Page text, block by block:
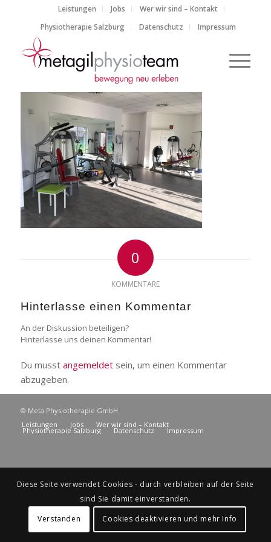
Leistungen Jobs
Wer wir sind – Kontakt
Physiotherapie Salzburg
Datenschutz Impressum
0
KOMMENTARE
Hinterlasse einen Kommentar
An der Diskussion beteiligen?
Hinterlasse uns deinen Kommentar!
Du musst angemeldetsein, um einen Kommentar
abzugeben.
© Meta Physiotherapie GmbH
Leistungen
Jobs Wer wir sind – Kontakt
Physiotherapie Salzburg Datenschutz Impressum
Diese Seite verwendet Cookies - durch verbleiben auf der Seite
sind Sie damit einverstanden.
Verstanden
Cookies deaktivieren und mehr Info